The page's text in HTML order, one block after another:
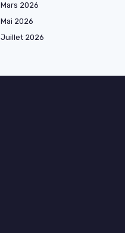
Mars 2026
Mai 2026
Juillet 2026